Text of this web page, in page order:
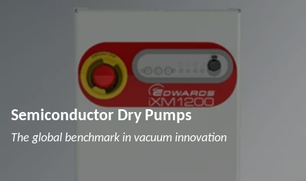
Semiconductor Dry Pumps
The global benchmark in vacuum innovation